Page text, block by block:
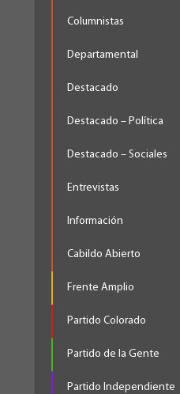
Columnistas
Departamental
Destacado
Destacado – Política
Destacado – Sociales
Entrevistas
Información
Cabildo Abierto
Frente Amplio
Partido Colorado
Partido de la Gente
Partido Independiente